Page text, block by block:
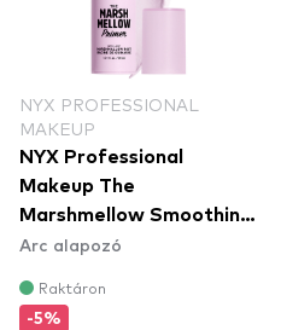
NYX PROFESSIONAL
MAKEUP
NYX Professional
Makeup The
Marshmellow Smoothing
Primer
Arc alapozó
Raktáron
-5%